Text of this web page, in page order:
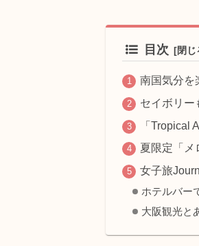
目次
南国気分を
セイボリー
「Tropical
夏限定「メ
女子旅
ホテルバー
大阪観光と